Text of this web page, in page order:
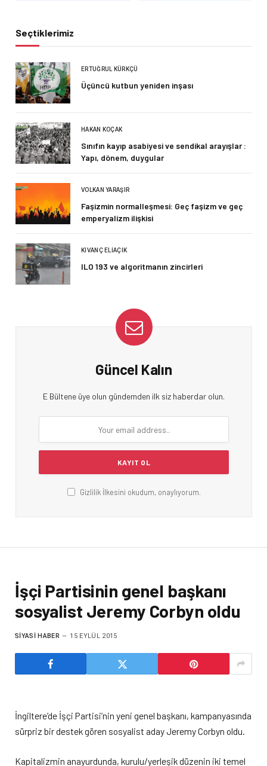
Seçtiklerimiz
ERTUĞRUL KÜRKÇÜ
Üçüncü kutbun yeniden inşası
HAKAN KOÇAK
Sınıfın kayıp asabiyesi ve sendikal arayışlar :
Yapı, dönem, duygular
VOLKAN YARAŞIR
Faşizmin normalleşmesi: Geç faşizm ve geç
emperyalizm ilişkisi
KIVANÇ ELIAÇIK
ILO 193 ve algoritmanın zincirleri
Güncel Kalın
E Bültene üye olun gündemden ilk siz haberdar olun.
Gizlilik İlkesini okudum, onaylıyorum.
İşçi Partisinin genel başkanı
sosyalist Jeremy Corbyn oldu
SIYASI HABER 15 EYLÜL 2015
İngiltere’de İşçi Partisi’nin yeni genel başkanı, kampanyasında
sürpriz bir destek gören sosyalist aday Jeremy Corbyn oldu.
Kapitalizmin anayurdunda, kurulu/yerleşik düzenin iki temel